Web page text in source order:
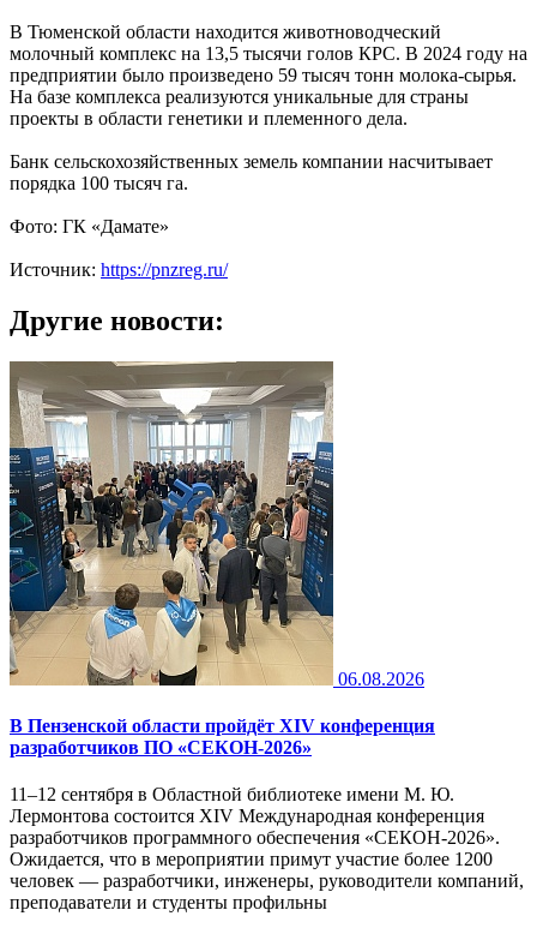
В Тюменской области находится животноводческий
молочный комплекс на 13,5 тысячи голов КРС. В 2024 году на
предприятии было произведено 59 тысяч тонн молока-сырья.
На базе комплекса реализуются уникальные для страны
проекты в области генетики и племенного дела.
Банк сельскохозяйственных земель компании насчитывает
порядка 100 тысяч га.
Фото: ГК «Дамате»
Источник: https://pnzreg.ru/
Другие новости:
06.08.2026
В Пензенской области пройдёт XIV конференция
разработчиков ПО «СЕКОН-2026»
11–12 сентября в Областной библиотеке имени М. Ю.
Лермонтова состоится XIV Международная конференция
разработчиков программного обеспечения «СЕКОН-2026».
Ожидается, что в мероприятии примут участие более 1200
человек — разработчики, инженеры, руководители компаний,
преподаватели и студенты профильны